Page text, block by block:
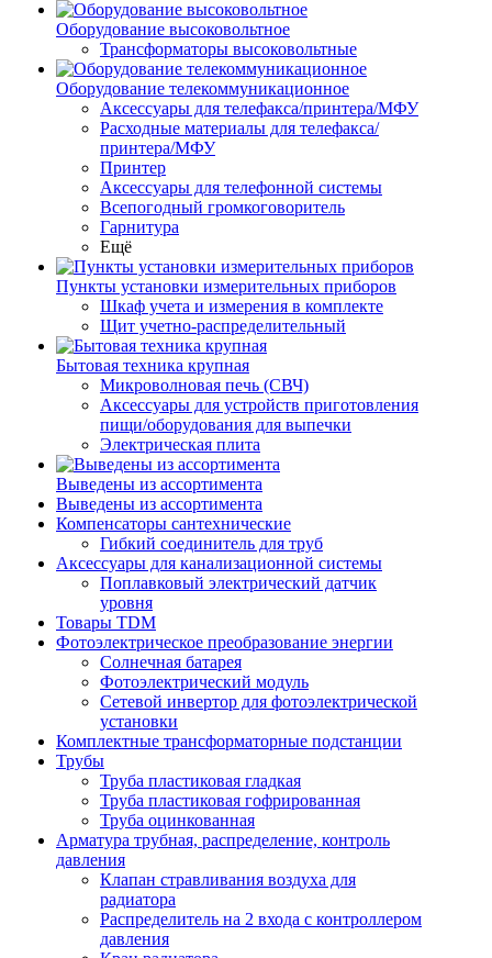
Оборудование высоковольтное
Трансформаторы высоковольтные
Оборудование телекоммуникационное
Аксессуары для телефакса/принтера/МФУ
Расходные материалы для телефакса/
принтера/МФУ
Принтер
Аксессуары для телефонной системы
Всепогодный громкоговоритель
Гарнитура
Ещё
Пункты установки измерительных приборов
Шкаф учета и измерения в комплекте
Щит учетно-распределительный
Бытовая техника крупная
Микроволновая печь (СВЧ)
Аксессуары для устройств приготовления
пищи/оборудования для выпечки
Электрическая плита
Выведены из ассортимента
Выведены из ассортимента
Компенсаторы сантехнические
Гибкий соединитель для труб
Аксессуары для канализационной системы
Поплавковый электрический датчик
уровня
Товары TDM
Фотоэлектрическое преобразование энергии
Солнечная батарея
Фотоэлектрический модуль
Сетевой инвертор для фотоэлектрической
установки
Комплектные трансформаторные подстанции
Трубы
Труба пластиковая гладкая
Труба пластиковая гофрированная
Труба оцинкованная
Арматура трубная, распределение, контроль
давления
Клапан стравливания воздуха для
радиатора
Распределитель на 2 входа с контроллером
давления